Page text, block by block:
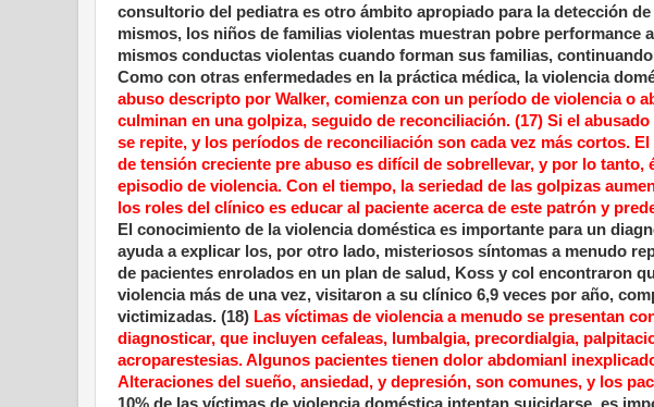
consultorio del pediatra es otro ámbito apropiado para la detección
mismos, los niños de familias violentas muestran pobre performance
mismos conductas violentas cuando forman sus familias,
Como con otras enfermedades en la práctica médica, la violencia
abuso descripto por Walker, comienza con un período de violencia o
culminan en una golpiza, seguido de reconciliación. (17) Si el
se repite, y los períodos de reconciliación son cada vez más cortos.
de tensión creciente pre abuso es difícil de sobrellevar, y por lo tanto,
episodio de violencia. Con el tiempo, la seriedad de las golpizas
los roles del clínico es educar al paciente acerca de este patrón y
El conocimiento de la violencia doméstica es importante para un
ayuda a explicar los, por otro lado, misteriosos síntomas a menudo
de pacientes enrolados en un plan de salud, Koss y col encontraron
violencia más de una vez, visitaron a su clínico 6,9 veces por año,
victimizadas. (18) Las víctimas de violencia a menudo se presentan
diagnosticar, que incluyen cefaleas, lumbalgia, precordialgia,
acroparestesias. Algunos pacientes tienen dolor abdomianl
Alteraciones del sueño, ansiedad, y depresión, son comunes, y los